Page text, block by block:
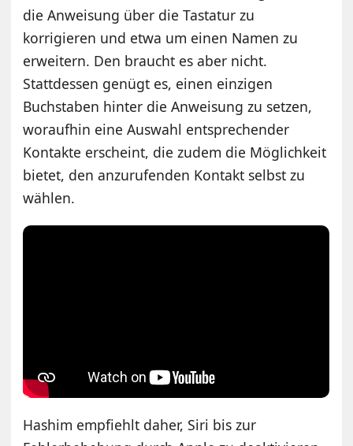
die Anweisung über die Tastatur zu
korrigieren und etwa um einen Namen zu
erweitern. Den braucht es aber nicht.
Stattdessen genügt es, einen einzigen
Buchstaben hinter die Anweisung zu setzen,
woraufhin eine Auswahl entsprechender
Kontakte erscheint, die zudem die Möglichkeit
bietet, den anzurufenden Kontakt selbst zu
wählen.
Hashim empfiehlt daher, Siri bis zur